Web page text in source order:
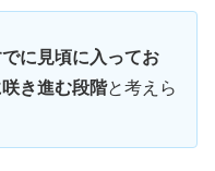
に見頃に入ってお
き進む段階と考えら